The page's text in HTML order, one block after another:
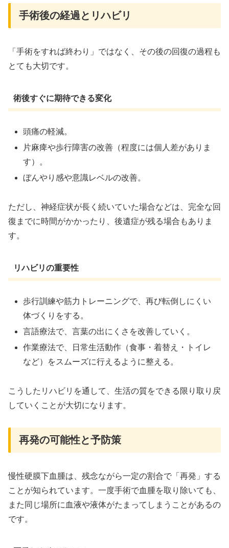
手術後の経過とリハビリ
「手術をすれば終わり」ではなく、その後の回復の過程も
とても大切です。
術後すぐに期待できる変化
頭痛の軽減。
片麻痺や歩行障害の改善（程度には個人差がありま
す）。
ぼんやり感や意識レベルの改善。
ただし、神経症状が長く続いていた場合などは、完全な回
復までに時間がかかったり、後遺症が残る場合もありま
す。
リハビリの重要性
歩行訓練や筋力トレーニングで、再び転倒しにくい
体づくりをする。
言語療法で、言葉の出にくさを改善していく。
作業療法で、日常生活動作（食事・着替え・トイレ
など）をスムーズに行えるように整える。
こうしたリハビリを通して、生活の質をできる限り取り戻
していくことが大切になります。
再発の可能性と予防策
慢性硬膜下血腫は、残念ながら一定の割合で「再発」する
ことが知られています。一度手術で血腫を取り除いても、
また同じ場所に血液や液体がたまってしまうことがあるの
です。